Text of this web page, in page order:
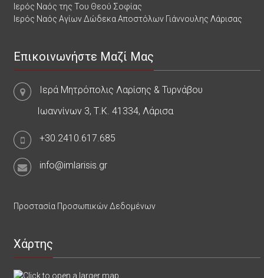
Ιερός Ναός της Του Θεού Σοφίας
Ιερός Ναός Αγίων Δώδεκα Αποστόλων Γιάννουλης Λάρισας
Επικοινωνήστε Μαζί Μας
Ιερά Μητρόπολις Λαρίσης & Τυρνάβου
Ιωαννίνων 3, Τ.Κ. 41334, Λάρισα
+30.2410.617.685
info@imlarisis.gr
Προστασία Προσωπικών Δεδομένων
Χάρτης